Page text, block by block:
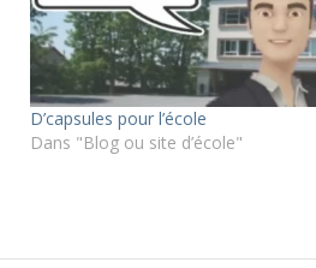
D’capsules pour l’école
Dans "Blog ou site d’école"